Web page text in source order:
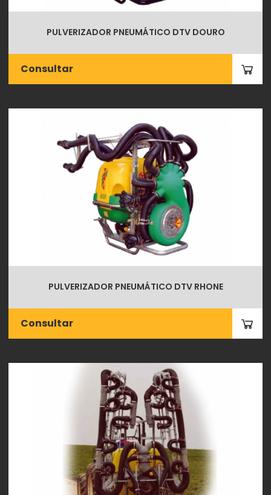
PULVERIZADOR PNEUMÁTICO DTV DOURO
Consultar
PULVERIZADOR PNEUMÁTICO DTV RHONE
Consultar